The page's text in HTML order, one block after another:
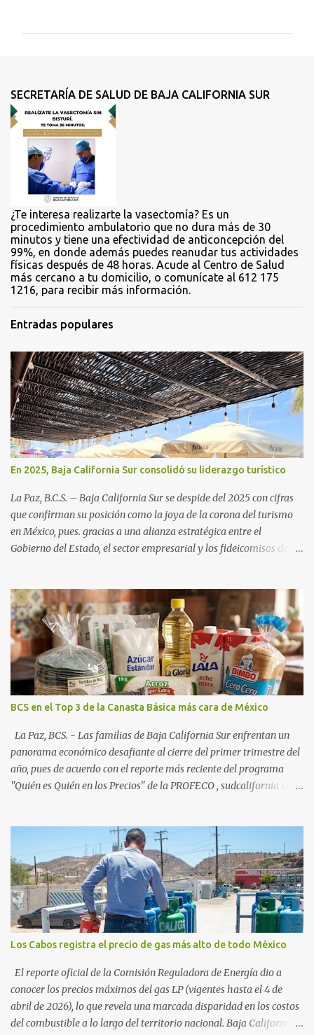
t
r
o
SECRETARÍA DE SALUD DE BAJA CALIFORNIA SUR
¿Te interesa realizarte la vasectomía? Es un
procedimiento ambulatorio que no dura más de 30
minutos y tiene una efectividad de anticoncepción del
99%, en donde además puedes reanudar tus actividades
físicas después de 48 horas. Acude al Centro de Salud
más cercano a tu domicilio, o comunícate al 612 175
1216, para recibir más información.
Entradas populares
En 2025, Baja California Sur consolidó su liderazgo turístico
La Paz, B.C.S. – Baja California Sur se despide del 2025 con cifras
que confirman su posición como la joya de la corona del turismo
en México, pues. gracias a una alianza estratégica entre el
Gobierno del Estado, el sector empresarial y los fideicomisos de
una derrama económica sin precedentes. Las proyecciones para
este periodo vacacional son optimistas, con un promedio estatal
que supera el 70% . Sin embargo, la sorpresa del año la ha dado el
norte del estado. Comondú encabeza las expectativas con un
impresionante 89% de ocupación, impulsado por el interés
creciente en el turismo de naturaleza. Le siguen destinos
consolidados y emergentes: Los Cabos: 72% promedio (esperando
picos del 79% en Año Nuevo). La Paz: 66%. Loreto: 58%. Mulegé:
54%. "Estamos viendo un fenómeno de diversificación. Ya no solo
vienen por el lujo de Los Cabos, sino por la aut...
BCS en el Top 3 de la Canasta Básica más cara de México
La Paz, BCS. - Las familias de Baja California Sur enfrentan un
panorama económico desafiante al cierre del primer trimestre del
año, pues de acuerdo con el reporte más reciente del programa
"Quién es Quién en los Precios" de la PROFECO , sudcalifornia se
datos correspondientes al cierre de marzo y la primera semana de
abril revelan que adquirir el paquete de los 24 productos
esenciales alcanzó un precio de 942.50 pesos en la ciudad de La Paz
. Este monto fue detectado específicamente en el establecimiento
Bodega Aurrera ubicado en el fraccionamiento Camino Real,
superando la barrera de los 910 pesos establecida como meta por
el gobierno federal en el Paquete Contra la Inflación y la Carestía
(PACIC). Dentro del análisis por zonas geográficas, la entidad se
ubica en la región Centro-Norte , que comparte con estados como
Aguascaliente...
Los Cabos registra el precio de gas más alto de todo México
El reporte oficial de la Comisión Reguladora de Energía dio a
conocer los precios máximos del gas LP (vigentes hasta el 4 de
abril de 2026), lo que revela una marcada disparidad en los costos
del combustible a lo largo del territorio nacional. Baja California